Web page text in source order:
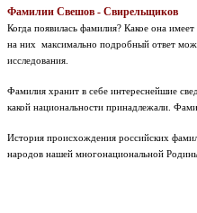
Фамилии Свешов - Свирельщиков
Когда появилась фамилия? Какое она
на них максимально подробный ответ
исследования.
Фамилия хранит в себе интереснейшие
какой национальности принадлежали.
История происхождения российских
народов нашей многонациональной